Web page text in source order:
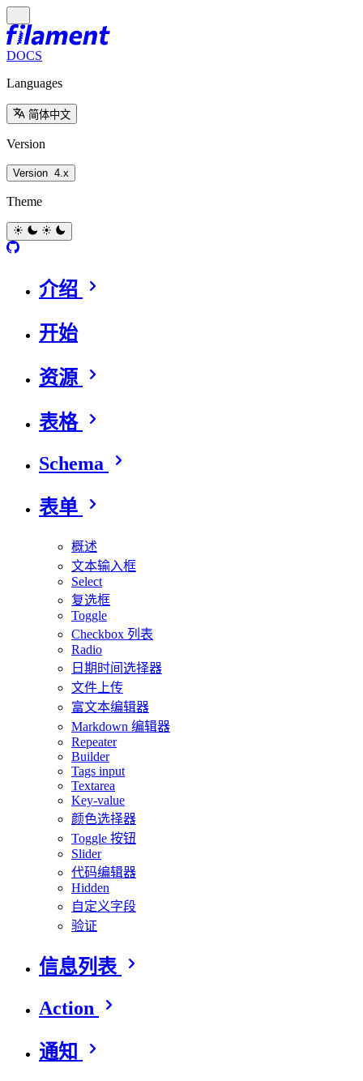
DOCS
Languages
简体中文
Version
Version 4.x
Theme
介绍
开始
资源
表格
Schema
表单
概述
文本输入框
Select
复选框
Toggle
Checkbox 列表
Radio
日期时间选择器
文件上传
富文本编辑器
Markdown 编辑器
Repeater
Builder
Tags input
Textarea
Key-value
颜色选择器
Toggle 按钮
Slider
代码编辑器
Hidden
自定义字段
验证
信息列表
Action
通知